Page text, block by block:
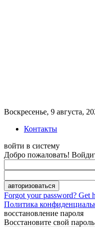
Воскресенье, 9 августа,
Контакты
войти в систему
Добро пожаловать!
Forgot your password? Get
Политика
восстановление пароля
Восстановите свой пароль